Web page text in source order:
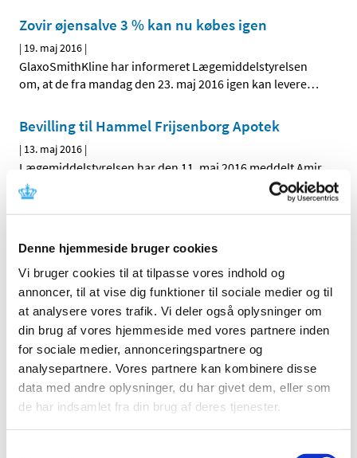
Denne hjemmeside bruger cookies
Vi bruger cookies til at tilpasse vores indhold og
annoncer, til at vise dig funktioner til sociale medier og til
at analysere vores trafik. Vi deler også oplysninger om
din brug af vores hjemmeside med vores partnere inden
for sociale medier, annonceringspartnere og
analysepartnere. Vores partnere kan kombinere disse
data med andre oplysninger, du har givet dem, eller som
de har indsamlet fra din brug af deres tjenester.
Zovir øjensalve 3 % kan nu købes igen
| 19. maj 2016 |
GlaxoSmithKline har informeret Lægemiddelstyrelsen
om, at de fra mandag den 23. maj 2016 igen kan levere…
Bevilling til Hammel Frijsenborg Apotek
| 13. maj 2016 |
Lægemiddelstyrelsen har den 11. maj 2016 meddelt Amir
Lavasani bevilling til at drive Hammel Frijsenborg Apotek.
|9. maj 2016|
Lægemiddelstyrelsen har besluttet, at Enstilar® skal have
generelt tilskud. Enstilar® indeholder calcipotriol og…
Mangel på Lestid® (colestipol)
|2. maj 2016 |
Virksomheden Pfizer har oplyst Lægemiddelstyrelsen, at
leveringen af Lestid® er blevet fremskyndet. Lestid® vil …